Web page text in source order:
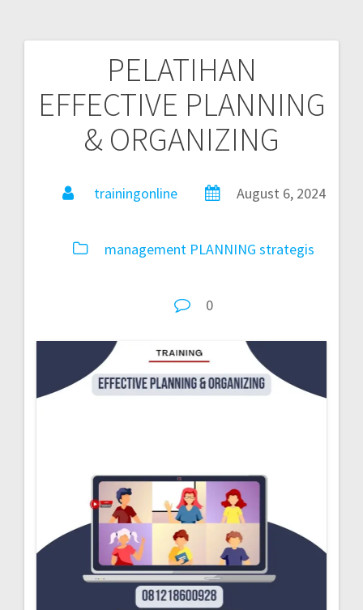
PELATIHAN
EFFECTIVE PLANNING
& ORGANIZING
trainingonline August 6, 2024
management PLANNING strategis
0